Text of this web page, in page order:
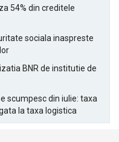
54% din creditele
sociala inaspreste
BNR de institutie de
scumpesc din iulie: taxa
la taxa logistica